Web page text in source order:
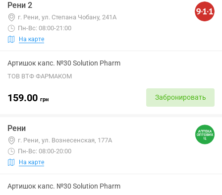
Рени 2
г. Рени, ул. Степана Чобану, 241А
Пн-Вс: 08:00-21:00
На карте
Артишок капс. №30 Solution Pharm
ТОВ ВТФ ФАРМАКОМ
159.00 грн Забронировать
Рени
г. Рени, ул. Вознесенская, 177А
Пн-Вс: 08:00-20:00
На карте
Артишок капс. №30 Solution Pharm